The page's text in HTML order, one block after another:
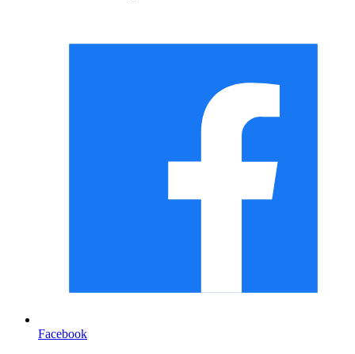
Facebook